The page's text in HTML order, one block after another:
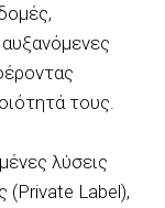
τους.
λύσεις
(Private Label),